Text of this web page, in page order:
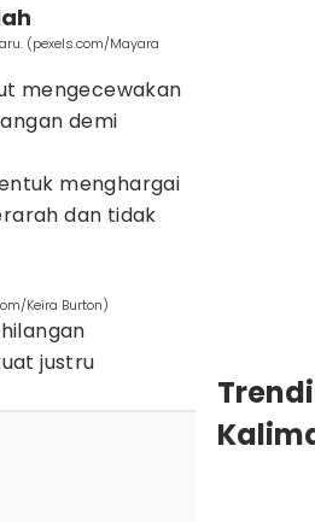
(pexels.com/Mayara
mengecewakan
demi
menghargai
dan tidak
Keira Burton)
justru